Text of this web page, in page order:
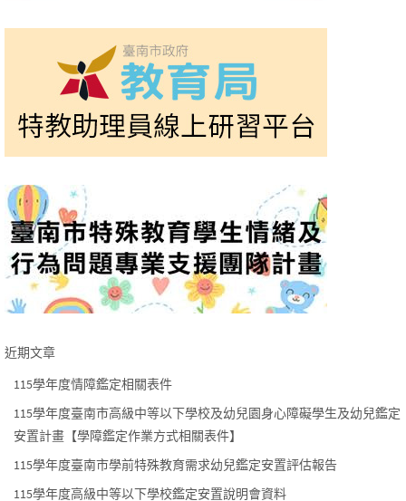
近期文章
115學年度情障鑑定相關表件
115學年度臺南市高級中等以下學校及幼兒園身心障礙學生及幼兒鑑定
安置計畫【學障鑑定作業方式相關表件】
115學年度臺南市學前特殊教育需求幼兒鑑定安置評估報告
115學年度高級中等以下學校鑑定安置說明會資料